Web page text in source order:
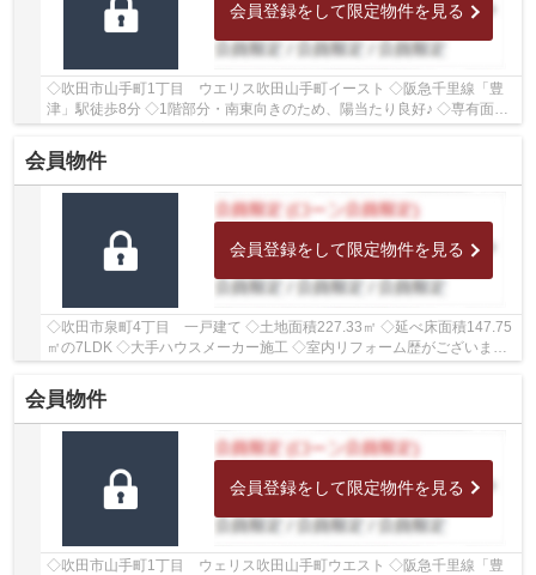
会員登録をして限定物件を見る
◇吹田市山手町1丁目 ウエリス吹田山手町イースト ◇阪急千里線「豊
津」駅徒歩8分 ◇1階部分・南東向きのため、陽当たり良好♪ ◇専有面積
80.43㎡の3LDK ◇全居室収納がございますので、住...
会員物件
会員登録をして限定物件を見る
◇吹田市泉町4丁目 一戸建て ◇土地面積227.33㎡ ◇延べ床面積147.75
㎡の7LDK ◇大手ハウスメーカー施工 ◇室内リフォーム歴がございます
会員物件
会員登録をして限定物件を見る
◇吹田市山手町1丁目 ウェリス吹田山手町ウエスト ◇阪急千里線「豊